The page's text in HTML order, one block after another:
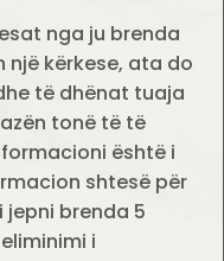
nga ju brenda
një kërkese, ata do
të dhënat tuaja
tonë të të
është i
shtesë për
brenda 5
i